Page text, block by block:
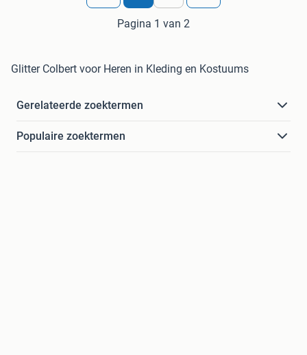
Pagina 1 van 2
Glitter Colbert voor Heren in Kleding en Kostuums
Gerelateerde zoektermen
Populaire zoektermen